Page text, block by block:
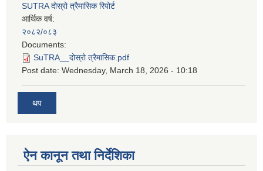
SUTRA दोस्रो त्रैमासिक रिपोर्ट
आर्थिक वर्ष:
२०८२/०८३
Documents:
SuTRA__दोस्रो त्रैमासिक.pdf
Post date: Wednesday, March 18, 2026 - 10:18
थप
ऐन कानून तथा निर्देशिका